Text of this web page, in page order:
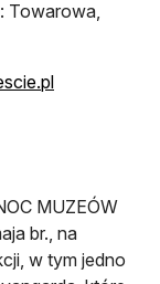
Towarowa,
MUZEÓW
br., na
w tym jedno